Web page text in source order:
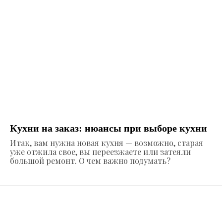
Кухни на заказ: нюансы при выборе кухни
Итак, вам нужна новая кухня — возможно, старая
уже отжила свое, вы переезжаете или затеяли
большой ремонт. О чем важно подумать?